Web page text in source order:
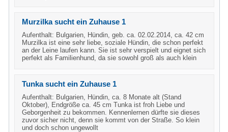
Murzilka sucht ein Zuhause 1
Aufenthalt: Bulgarien, Hündin, geb. ca. 02.02.2014, ca. 42 cm
Murzilka ist eine sehr liebe, soziale Hündin, die schon perfekt
an der Leine laufen kann. Sie ist sehr verspielt und eignet sich
perfekt als Familienhund, da sie sowohl groß als auch klein
Tunka sucht ein Zuhause 1
Aufenthalt: Bulgarien, Hündin, ca. 8 Monate alt (Stand
Oktober), Endgröße ca. 45 cm Tunka ist froh Liebe und
Geborgenheit zu bekommen. Kennenlernen dürfte sie dieses
zuvor sicher nicht, denn sie kommt von der Straße. So klein
und doch schon ungewollt